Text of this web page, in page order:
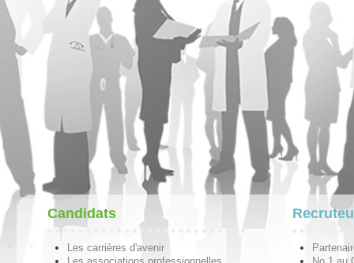
Candidats
Les carrières d'avenir